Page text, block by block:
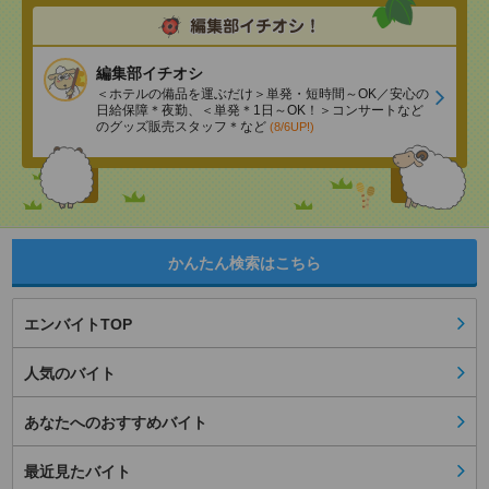
編集部イチオシ
＜ホテルの備品を運ぶだけ＞単発・短時間～OK／安心の
日給保障＊夜勤、＜単発＊1日～OK！＞コンサートなど
のグッズ販売スタッフ＊など (8/6UP!)
かんたん検索はこちら
エンバイトTOP
人気のバイト
あなたへのおすすめバイト
最近見たバイト